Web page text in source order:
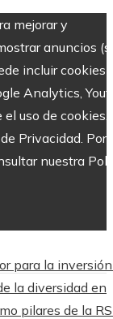
mejorar y
anuncios
incluir cookies
Analytics,
uso de cookies.
Privacidad. Por
nuestra
para la
la diversidad en
pilares de la